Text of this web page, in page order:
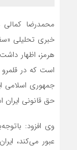
محمدرضا کمالی
خبری تحلیلی
هرمز، اظهار
است که در
جمهوری اسلامی
حق قانونی
وی افزود:
عبور می‌کند،